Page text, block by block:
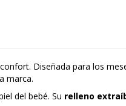
Diseñada para los
marca.
del bebé. Su relleno